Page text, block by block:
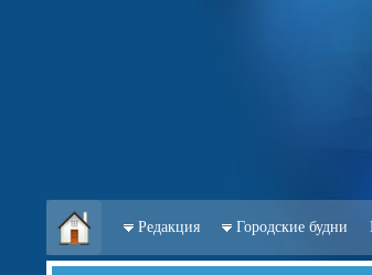
Редакция Городские будни